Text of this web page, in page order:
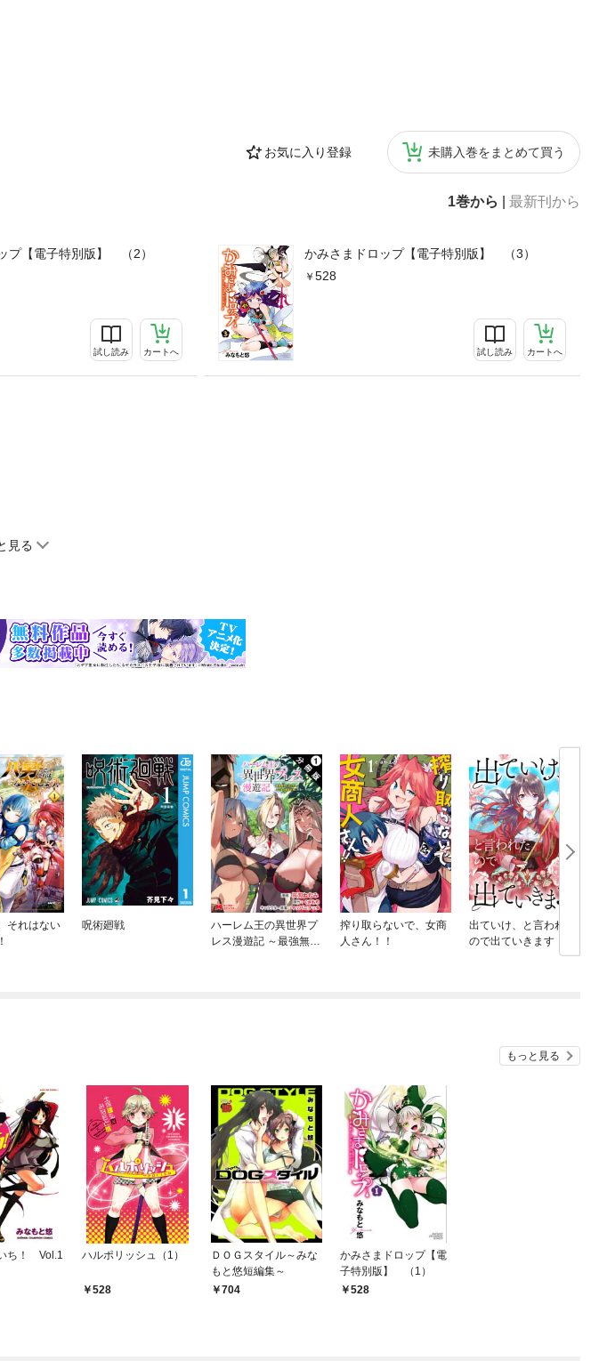
お気に入り登録 未購入巻をまとめて買う
1巻から 最新刊から
プ【電子特別版】 （2）
試し読み カートへ
かみさまドロップ【電子特別版】 （3）
528
試し読み カートへ
見る
それはない
呪術廻戦
ハーレム王の異世界プ
レス漫遊記 ～最強無双
搾り取らないで、女商
人さん！！
出ていけ、と言われた
ので出ていきます
もっと見る
ち！ Vol.1 ハルポリッシュ（1）
528
ＤＯＧスタイル～みな
もと悠短編集～
704
かみさまドロップ【電
子特別版】 （1）
528